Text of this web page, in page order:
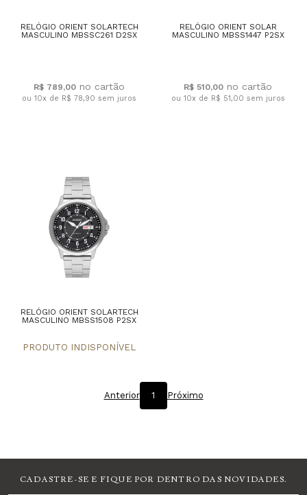
RELÓGIO ORIENT SOLARTECH
MASCULINO MBSSC261 D2SX
R$ 789,00
ou 10x de R$ 78,90 sem juros
RELÓGIO ORIENT SOLAR
MASCULINO MBSS1447 P2SX
R$ 510,00
ou 10x de R$ 51,00 sem juros
RELÓGIO ORIENT SOLARTECH
MASCULINO MBSS1508 P2SX
Anterior 1 Próximo
CADASTRE-SE E FIQUE POR DENTRO DAS NOVIDADES.